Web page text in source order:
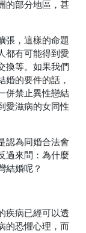
的部分地區，甚
張，這樣的命題
都有可能得到愛
換等。如果我們
婚的要件的話，
併禁止異性戀結
愛滋病的女同性
認為同婚合法會
過來問：為什麼
結婚呢？
疾病已經可以透
的恐懼心理，而